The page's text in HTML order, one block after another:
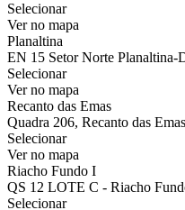
Selecionar
Ver no mapa
Planaltina
EN 15 Setor Norte Planaltina-
Selecionar
Ver no mapa
Recanto das Emas
Quadra 206, Recanto das
Selecionar
Ver no mapa
Riacho Fundo I
QS 12 LOTE C - Riacho
Selecionar